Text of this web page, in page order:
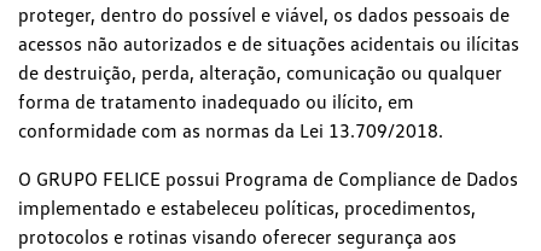
proteger, dentro do possível e viável, os dados pessoais de
acessos não autorizados e de situações acidentais ou ilícitas
de destruição, perda, alteração, comunicação ou qualquer
forma de tratamento inadequado ou ilícito, em
conformidade com as normas da Lei 13.709/2018.
O GRUPO FELICE possui Programa de Compliance de Dados
implementado e estabeleceu políticas, procedimentos,
protocolos e rotinas visando oferecer segurança aos